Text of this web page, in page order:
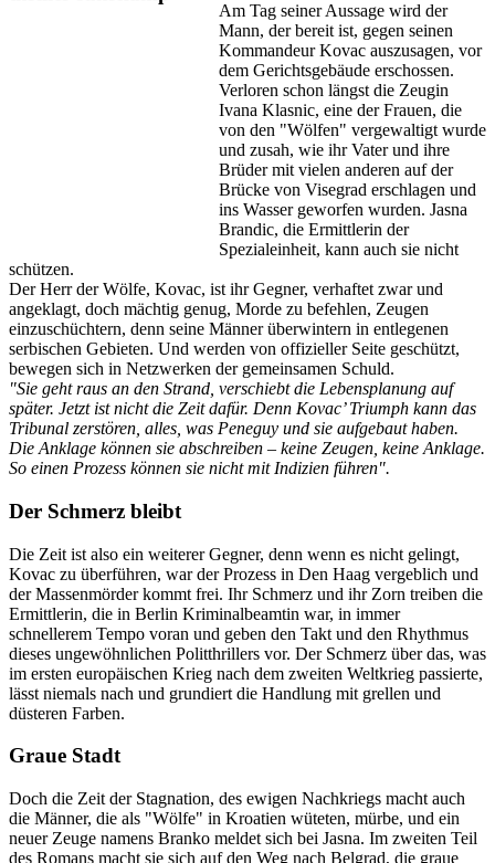
Am Tag seiner Aussage wird der
Mann, der bereit ist, gegen seinen
Kommandeur Kovac auszusagen, vor
dem Gerichtsgebäude erschossen.
Verloren schon längst die Zeugin
Ivana Klasnic, eine der Frauen, die
von den "Wölfen" vergewaltigt wurde
und zusah, wie ihr Vater und ihre
Brüder mit vielen anderen auf der
Brücke von Visegrad erschlagen und
ins Wasser geworfen wurden. Jasna
Brandic, die Ermittlerin der
Spezialeinheit, kann auch sie nicht
schützen.
Der Herr der Wölfe, Kovac, ist ihr Gegner, verhaftet zwar und
angeklagt, doch mächtig genug, Morde zu befehlen, Zeugen
einzuschüchtern, denn seine Männer überwintern in entlegenen
serbischen Gebieten. Und werden von offizieller Seite geschützt,
bewegen sich in Netzwerken der gemeinsamen Schuld.
"Sie geht raus an den Strand, verschiebt die Lebensplanung auf
später. Jetzt ist nicht die Zeit dafür. Denn Kovac’ Triumph kann das
Tribunal zerstören, alles, was Peneguy und sie aufgebaut haben.
Die Anklage können sie abschreiben – keine Zeugen, keine Anklage.
So einen Prozess können sie nicht mit Indizien führen".
Der Schmerz bleibt
Die Zeit ist also ein weiterer Gegner, denn wenn es nicht gelingt,
Kovac zu überführen, war der Prozess in Den Haag vergeblich und
der Massenmörder kommt frei. Ihr Schmerz und ihr Zorn treiben die
Ermittlerin, die in Berlin Kriminalbeamtin war, in immer
schnellerem Tempo voran und geben den Takt und den Rhythmus
dieses ungewöhnlichen Politthrillers vor. Der Schmerz über das, was
im ersten europäischen Krieg nach dem zweiten Weltkrieg passierte,
lässt niemals nach und grundiert die Handlung mit grellen und
düsteren Farben.
Graue Stadt
Doch die Zeit der Stagnation, des ewigen Nachkriegs macht auch
die Männer, die als "Wölfe" in Kroatien wüteten, mürbe, und ein
neuer Zeuge namens Branko meldet sich bei Jasna. Im zweiten Teil
des Romans macht sie sich auf den Weg nach Belgrad, die graue